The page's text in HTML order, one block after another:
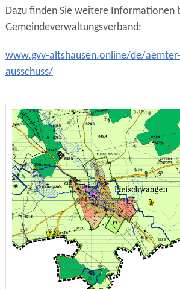
Dazu finden Sie weitere Informationen
Gemeindeverwaltungsverband:
www.gvv-altshausen.online/de/
ausschuss/